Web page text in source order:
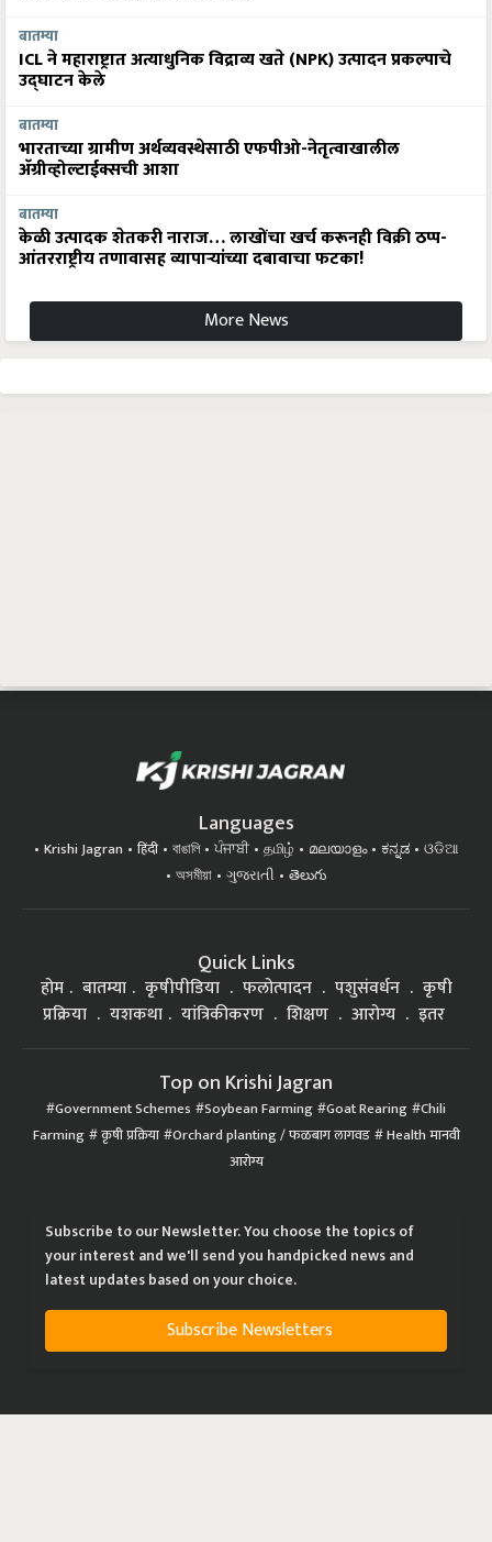
बातम्या
ICL ने महाराष्ट्रात अत्याधुनिक विद्राव्य खते (NPK) उत्पादन प्रकल्पाचे
उद्घाटन केले
बातम्या
भारताच्या ग्रामीण अर्थव्यवस्थेसाठी एफपीओ-नेतृत्वाखालील
अ‍ॅग्रीव्होल्टाईक्सची आशा
बातम्या
केळी उत्पादक शेतकरी नाराज… लाखोंचा खर्च करूनही विक्री ठप्प-
आंतरराष्ट्रीय तणावासह व्यापाऱ्यांच्या दबावाचा फटका!
More News
Languages
Krishi Jagran हिंदी বাঙালি ਪੰਜਾਬੀ தமிழ் മലയാളം ಕನ್ನಡ
ଓଡିଆ
অসমীয়া
ગુજરાતી తెలుగు
Quick Links
होम बातम्या कृषीपीडिया फलोत्पादन पशुसंवर्धन
कृषी
प्रक्रिया
यशकथा यांत्रिकीकरण शिक्षण आरोग्य इतर
Top on Krishi Jagran
Government Schemes Soybean Farming Goat Rearing Chili
Farming कृषी प्रक्रिया Orchard planting / फळबाग लागवड Health मानवी
आरोग्य
Subscribe to our Newsletter. You choose the topics of
your interest and we'll send you handpicked news and
latest updates based on your choice.
Subscribe Newsletters